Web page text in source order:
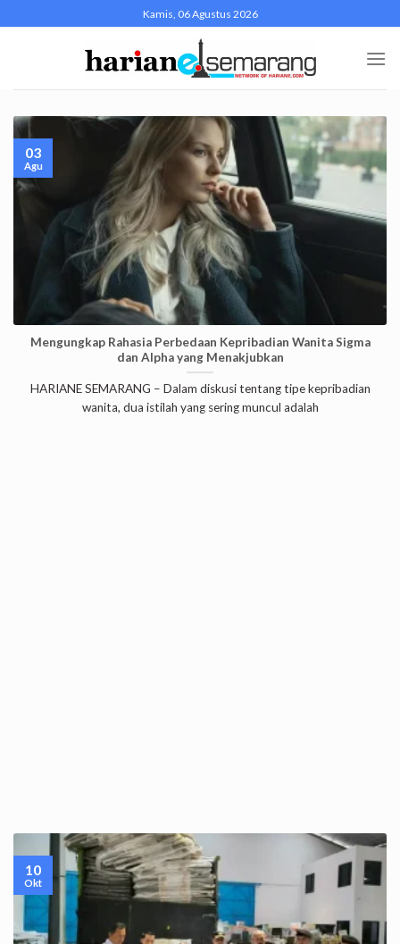
to
Kamis, 06 Agustus 2026
Mengungkap Rahasia Perbedaan Kepribadian Wanita Sigma
dan Alpha yang Menakjubkan
HARIANE SEMARANG – Dalam diskusi tentang tipe kepribadian
wanita, dua istilah yang sering muncul adalah
03
Agu
10
Okt